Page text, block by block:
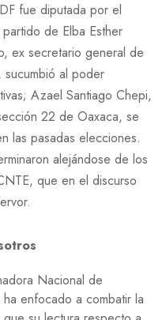
fue diputada por el
de Elba Esther
ex secretario general de
al poder
Azael Santiago Chepi,
22 de Oaxaca, se
las pasadas elecciones.
alejándose de los
que en el discurso
Nacional de
enfocado a combatir la